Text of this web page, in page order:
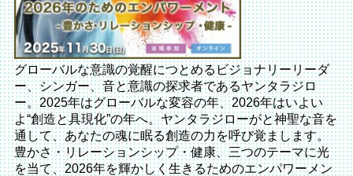
グローバルな意識の覚醒につとめるビジョナリーリーダ
ー、シンガー、音と意識の探求者であるヤンタラジロ
ー。2025年はグローバルな変容の年、2026年はいよい
よ“創造と具現化”の年へ。ヤンタラジローがと神聖な音を
通して、あなたの魂に眠る創造の力を呼び覚まします。
豊かさ・リレーションシップ・健康、三つのテーマに光
を当て、2026年を輝かしく生きるためのエンパワーメン